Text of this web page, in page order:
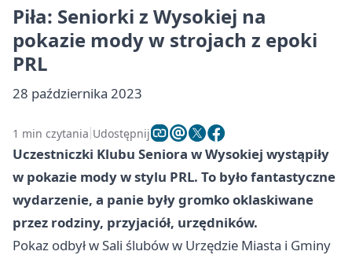
Piła: Seniorki z Wysokiej na
pokazie mody w strojach z epoki
PRL
28 października 2023
1 min czytania Udostępnij
Uczestniczki Klubu Seniora w Wysokiej wystąpiły
w pokazie mody w stylu PRL. To było fantastyczne
wydarzenie, a panie były gromko oklaskiwane
przez rodziny, przyjaciół, urzędników.
Pokaz odbył w Sali ślubów w Urzędzie Miasta i Gminy